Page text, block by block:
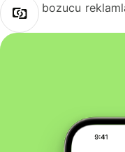
bozucu